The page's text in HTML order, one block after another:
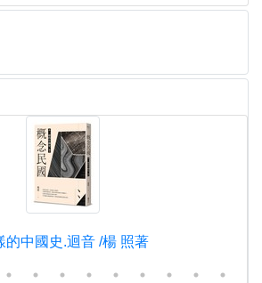
的中國史.迴音 /楊 照著